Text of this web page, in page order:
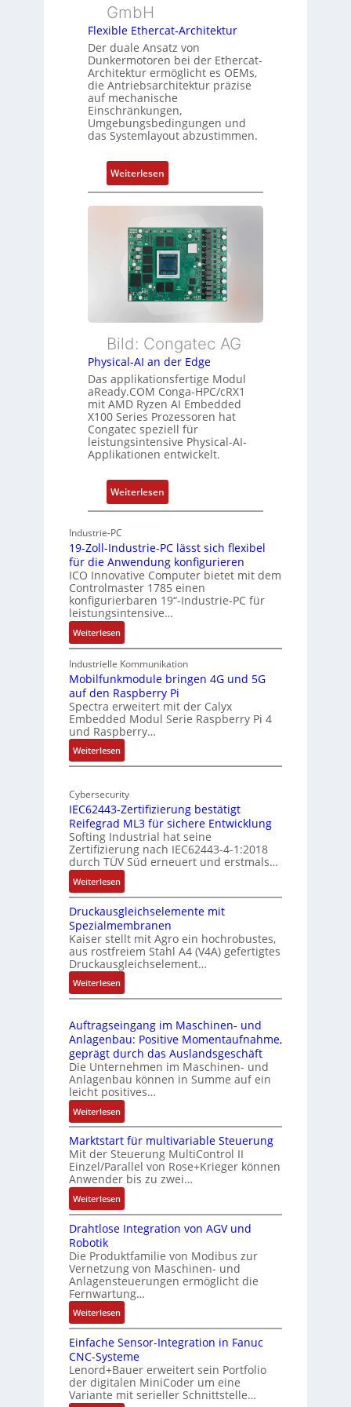
u
n
d
Z
u
s
t
d
b
e
r
w
a
u
n
g
s
o
r
g
t
f
ü
r
m
e
h
r
L
e
i
s
t
n
g
GmbH
Flexible Ethercat-Architektur
Der duale Ansatz von
Dunkermotoren bei der Ethercat-
Architektur ermöglicht es OEMs,
die Antriebsarchitektur präzise
auf mechanische
Einschränkungen,
Umgebungsbedingungen und
das Systemlayout abzustimmen.
Weiterlesen:
F
l
x
i
b
l
e
E
h
e
r
c
a
t
-
c
t
e
k
t
u
Bild: Congatec AG
Physical-AI an der Edge
Das applikationsfertige Modul
aReady.COM Conga-HPC/cRX1
mit AMD Ryzen AI Embedded
X100 Series Prozessoren hat
Congatec speziell für
leistungsintensive Physical-AI-
Applikationen entwickelt.
Weiterlesen:
P
y
s
i
c
a
I
a
n
d
g
e
Industrie-PC
19-Zoll-Industrie-PC lässt sich flexibel
für die Anwendung konfigurieren
ICO Innovative Computer bietet mit dem
Controlmaster 1785 einen
konfigurierbaren 19“-Industrie-PC für
leistungsintensive…
Weiterlesen:
1
9
-
Z
o
l
l
-
I
d
u
t
r
i
e
-
P
C
l
ä
s
s
s
i
c
h
f
l
e
x
i
b
e
l
f
ü
r
i
e
A
n
w
e
n
d
u
n
Industrielle Kommunikation
Mobilfunkmodule bringen 4G und 5G
auf den Raspberry Pi
Spectra erweitert mit der Calyx
Embedded Modul Serie Raspberry Pi 4
und Raspberry…
Weiterlesen:
M
b
i
f
u
n
k
m
o
d
u
l
e
b
r
i
n
e
n
4
G
u
n
d
5
G
a
u
f
e
n
R
a
s
p
b
e
r
r
Cybersecurity
IEC62443-Zertifizierung bestätigt
Reifegrad ML3 für sichere Entwicklung
Softing Industrial hat seine
Zertifizierung nach IEC62443-4-1:2018
durch TÜV Süd erneuert und erstmals…
Weiterlesen:
I
E
C
6
2
4
4
3
Z
e
r
t
i
e
r
n
g
e
s
t
ä
t
i
g
t
R
e
i
Druckausgleichselemente mit
Spezialmembranen
Kaiser stellt mit Agro ein hochrobustes,
aus rostfreiem Stahl A4 (V4A) gefertigtes
Druckausgleichselement…
Weiterlesen:
D
u
c
k
a
u
s
g
l
e
i
c
h
s
e
m
e
n
t
e
m
i
t
S
p
Auftragseingang im Maschinen- und
Anlagenbau: Positive Momentaufnahme,
geprägt durch das Auslandsgeschäft
Die Unternehmen im Maschinen- und
Anlagenbau können in Summe auf ein
leicht positives…
Weiterlesen:
A
u
f
t
r
a
g
s
i
n
g
a
n
i
m
M
a
Marktstart für multivariable Steuerung
Mit der Steuerung MultiControl II
Einzel/Parallel von Rose+Krieger können
Anwender bis zu zwei…
Weiterlesen:
M
a
k
t
s
t
a
r
t
f
ü
r
Drahtlose Integration von AGV und
Robotik
Die Produktfamilie von Modibus zur
Vernetzung von Maschinen- und
Anlagensteuerungen ermöglicht die
Fernwartung…
Weiterlesen:
D
r
a
h
t
l
Einfache Sensor-Integration in Fanuc
CNC-Systeme
Lenord+Bauer erweitert sein Portfolio
der digitalen MiniCoder um eine
Variante mit serieller Schnittstelle…